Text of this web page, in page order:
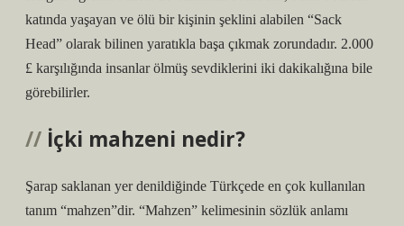
katında yaşayan ve ölü bir kişinin şeklini alabilen “Sack
Head” olarak bilinen yaratıkla başa çıkmak zorundadır. 2.000
£ karşılığında insanlar ölmüş sevdiklerini iki dakikalığına bile
görebilirler.
İçki mahzeni nedir?
Şarap saklanan yer denildiğinde Türkçede en çok kullanılan
tanım “mahzen”dir. “Mahzen” kelimesinin sözlük anlamı